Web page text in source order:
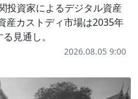
資家によるデジタル資産
産カストディ市場は2035年
見通し。
2026.08.05 9:00